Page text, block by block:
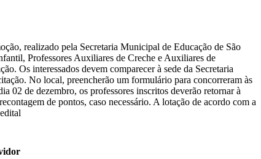
realizado pela Secretaria Municipal de Educação de São
Professores Auxiliares de Creche e Auxiliares de
Os interessados devem comparecer à sede da Secretaria
No local, preencherão um formulário para concorreram às
02 de dezembro, os professores inscritos deverão retornar à
de pontos, caso necessário. A lotação de acordo com a